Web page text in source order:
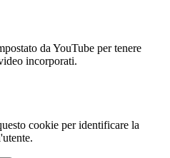
da YouTube per tenere
incorporati.
cookie per identificare la